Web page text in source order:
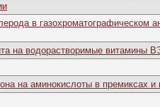
в газохроматографическом
на водорастворимые витамины
на аминокислоты в премиксах и